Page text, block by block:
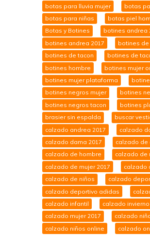
botas para lluvia mujer
botas
botas para niñas
botas piel
Botas y Botines
botines andrea
botines andrea 2017
botines
botines de tacon
botines de
botines hombre
botines mujer
botines mujer plataforma
botines negros mujer
botines
botines negros tacon
botines
brasier sin espalda
buscar
calzado andrea 2017
calzado
calzado dama 2017
calzado de
calzado de hombre
calzado de
calzado de mujer 2017
calzado
calzado de niños
calzado
calzado deportivo adidas
calzado infantil
calzado invierno
calzado mujer 2017
calzado
calzado niños online
calzado